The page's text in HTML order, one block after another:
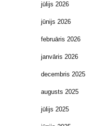
jūlijs 2026
jūnijs 2026
februāris 2026
janvāris 2026
decembris 2025
augusts 2025
jūlijs 2025